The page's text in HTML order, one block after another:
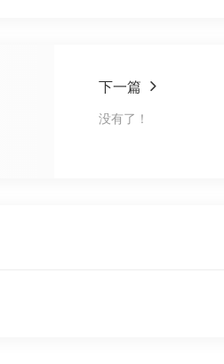
下一篇
没有了！